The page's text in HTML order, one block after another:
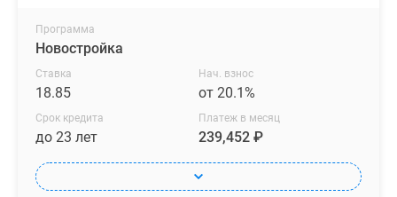
Программа
Новостройка
Ставка
18.85
Нач. взнос
от 20.1%
Срок кредита
до 23 лет
Платеж в месяц
239,452 ₽